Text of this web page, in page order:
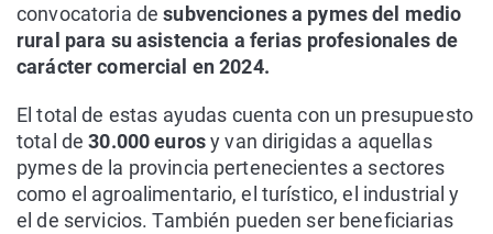
convocatoria de subvenciones a pymes del medio
rural para su asistencia a ferias profesionales de
carácter comercial en 2024.
El total de estas ayudas cuenta con un presupuesto
total de 30.000 eurosy van dirigidas a aquellas
pymes de la provincia pertenecientes a sectores
como el agroalimentario, el turístico, el industrial y
el de servicios. También pueden ser beneficiarias